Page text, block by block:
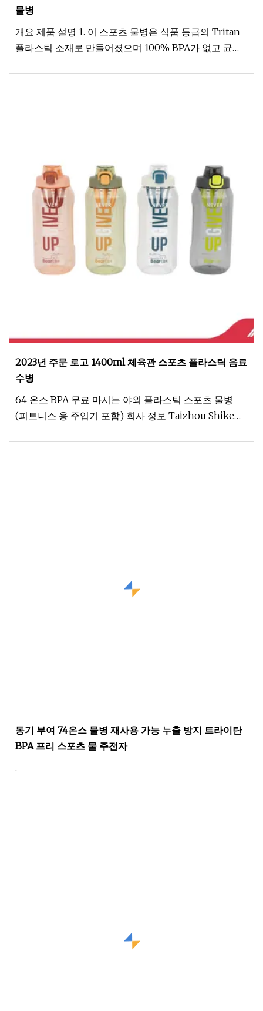
물병
개요 제품 설명 1. 이 스포츠 물병은 식품 등급의 Tritan
플라스틱 소재로 만들어졌으며 100% BPA가 없고 균열
2023년 주문 로고 1400ml 체육관 스포츠 플라스틱 음료
수병
64 온스 BPA 무료 마시는 야외 플라스틱 스포츠 물병
(피트니스 용 주입기 포함) 회사 정보 Taizhou Shike
동기 부여 74온스 물병 재사용 가능 누출 방지 트라이탄
BPA 프리 스포츠 물 주전자
.